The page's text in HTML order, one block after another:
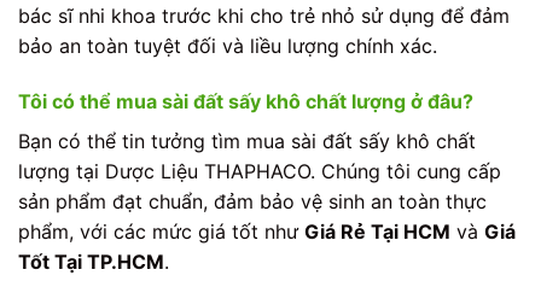
bác sĩ nhi khoa trước khi cho trẻ nhỏ sử dụng để đảm
bảo an toàn tuyệt đối và liều lượng chính xác.
Tôi có thể mua sài đất sấy khô chất lượng ở đâu?
Bạn có thể tin tưởng tìm mua sài đất sấy khô chất
lượng tại Dược Liệu THAPHACO. Chúng tôi cung cấp
sản phẩm đạt chuẩn, đảm bảo vệ sinh an toàn thực
phẩm, với các mức giá tốt như Giá Rẻ Tại HCM và Giá
Tốt Tại TP.HCM.